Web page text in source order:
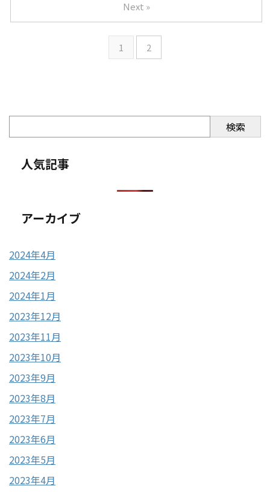
1 2
Next »
検索
人気記事
アーカイブ
2024年4月
2024年2月
2024年1月
2023年12月
2023年11月
2023年10月
2023年9月
2023年8月
2023年7月
2023年6月
2023年5月
2023年4月